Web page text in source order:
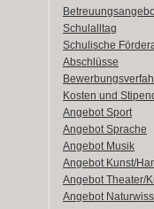
Schulalltag
Schulische
Abschlüsse
Kosten und
Angebot Sport
Angebot Sprache
Angebot Musik
Angebot Kunst/
Angebot Theater/
Angebot